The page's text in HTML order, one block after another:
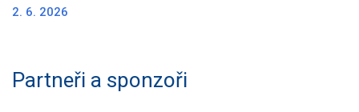
2. 6. 2026
Partneři a sponzoři